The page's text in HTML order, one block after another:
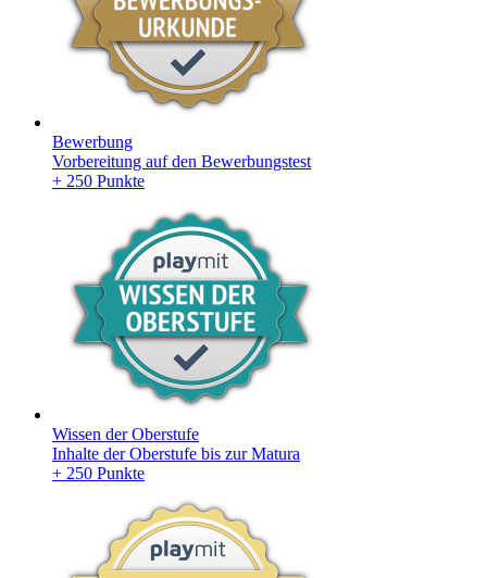
Bewerbung
Vorbereitung auf den Bewerbungstest
+ 250 Punkte
Wissen der Oberstufe
Inhalte der Oberstufe bis zur Matura
+ 250 Punkte